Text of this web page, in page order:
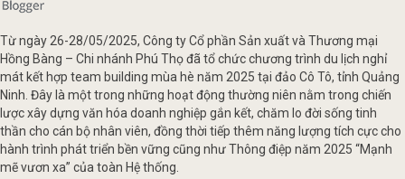
Từ ngày 26-28/05/2025, Công ty Cổ phần Sản xuất và Thương mại
Hồng Bàng – Chi nhánh Phú Thọ đã tổ chức chương trình du lịch nghỉ
mát kết hợp team building mùa hè năm 2025 tại đảo Cô Tô, tỉnh Quảng
Ninh. Đây là một trong những hoạt động thường niên nằm trong chiến
lược xây dựng văn hóa doanh nghiệp gắn kết, chăm lo đời sống tinh
thần cho cán bộ nhân viên, đồng thời tiếp thêm năng lượng tích cực cho
hành trình phát triển bền vững cũng như Thông điệp năm 2025 “Mạnh
mẽ vươn xa” của toàn Hệ thống.